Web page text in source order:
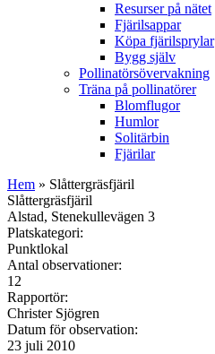
Resurser på nätet
Fjärilsappar
Köpa fjärilsprylar
Bygg själv
Pollinatörsövervakning
Träna på pollinatörer
Blomflugor
Humlor
Solitärbin
Fjärilar
Hem » Slåttergräsfjäril
Slåttergräsfjäril
Alstad, Stenekullevägen 3
Platskategori:
Punktlokal
Antal observationer:
12
Rapportör:
Christer Sjögren
Datum för observation:
23 juli 2010